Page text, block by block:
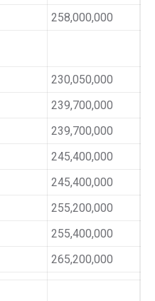
258,000,000
230,050,000
239,700,000
239,700,000
245,400,000
245,400,000
255,200,000
255,400,000
265,200,000